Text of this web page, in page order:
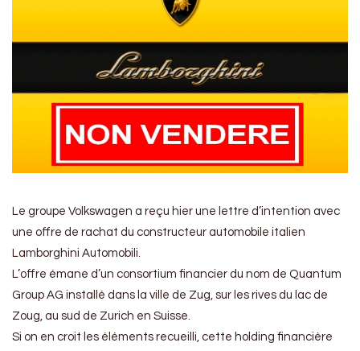
Le groupe Volkswagen a reçu hier une lettre d’intention avec
une offre de rachat du constructeur automobile italien
Lamborghini Automobili.
L’offre émane d’un consortium financier du nom de Quantum
Group AG installé dans la ville de Zug, sur les rives du lac de
Zoug, au sud de Zurich en Suisse.
Si on en croit les éléments recueilli, cette holding financière